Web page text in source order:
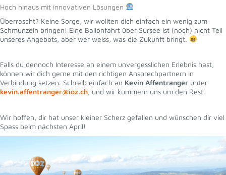
Hoch hinaus mit innovativen Lösungen
Überrascht? Keine Sorge, wir wollten dich einfach ein wenig zum
Schmunzeln bringen! Eine Ballonfahrt über Sursee ist (noch) nicht Teil
unseres Angebots, aber wer weiss, was die Zukunft bringt.
Falls du dennoch Interesse an einem unvergesslichen Erlebnis hast,
können wir dich gerne mit den richtigen Ansprechpartnern in
Verbindung setzen. Schreib einfach an Kevin Affentranger unter
kevin.affentranger@ioz.ch, und wir kümmern uns um den Rest.
Wir hoffen, dir hat unser kleiner Scherz gefallen und wünschen dir viel
Spass beim nächsten April!